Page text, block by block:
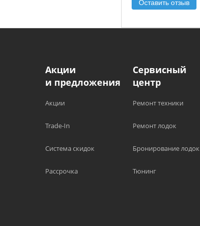
Оставить отзыв
Акции
и предложения
Акции
Trade-In
Система скидок
Рассрочка
Сервисный
центр
Ремонт техники
Ремонт лодок
Бронирование лодок
Тюнинг